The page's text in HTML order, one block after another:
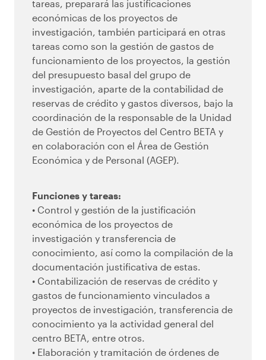
tareas, preparará las justificaciones
económicas de los proyectos de
investigación, también participará en otras
tareas como son la gestión de gastos de
funcionamiento de los proyectos, la gestión
del presupuesto basal del grupo de
investigación, aparte de la contabilidad de
reservas de crédito y gastos diversos, bajo la
coordinación de la responsable de la Unidad
de Gestión de Proyectos del Centro BETA y
en colaboración con el Área de Gestión
Económica y de Personal (AGEP).
Funciones y tareas:
• Control y gestión de la justificación
económica de los proyectos de
investigación y transferencia de
conocimiento, así como la compilación de la
documentación justificativa de estas.
• Contabilización de reservas de crédito y
gastos de funcionamiento vinculados a
proyectos de investigación, transferencia de
conocimiento ya la actividad general del
centro BETA, entre otros.
• Elaboración y tramitación de órdenes de